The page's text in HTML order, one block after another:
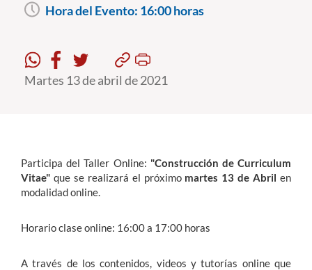
Postgrado
Formación Continua
Funcionarios
English
Hora del Evento: 16:00 horas
Martes 13 de abril de 2021
Participa del Taller Online: "Construcción de Curriculum
Vitae" que se realizará el próximomartes 13 de Abril en
modalidad online.
Horario clase online: 16:00 a 17:00 horas
A través de los contenidos, videos y tutorías online que